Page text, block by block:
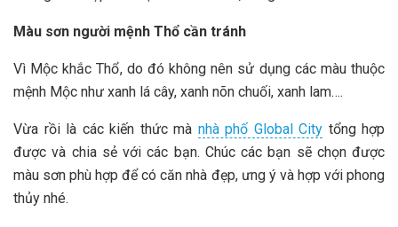
Màu sơn người mệnh Thổ cần tránh
Vì Mộc khắc Thổ, do đó không nên sử dụng các màu thuộc
mệnh Mộc như xanh lá cây, xanh nõn chuối, xanh lam….
Vừa rồi là các kiến thức mà nhà phố Global City tổng hợp
được và chia sẻ với các bạn. Chúc các bạn sẽ chọn được
màu sơn phù hợp để có căn nhà đẹp, ưng ý và hợp với phong
thủy nhé.